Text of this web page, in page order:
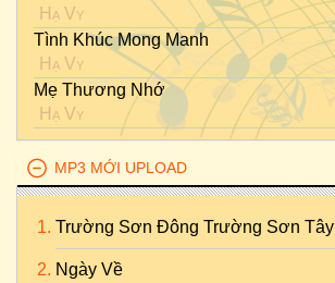
Hạ Vy
Tình Khúc Mong Manh
Hạ Vy
Mẹ Thương Nhớ
Hạ Vy
MP3 MỚI UPLOAD
Trường Sơn Đông Trường Sơn Tây
Ngày Về